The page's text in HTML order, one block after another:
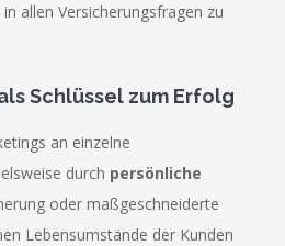
allen Versicherungsfragen zu
Schlüssel zum Erfolg
an einzelne
durch persönliche
oder maßgeschneiderte
Lebensumstände der Kunden